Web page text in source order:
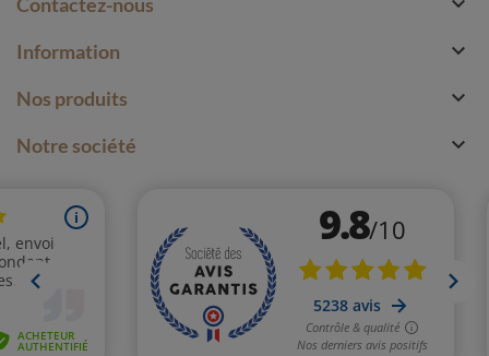
Information 
Nos produits 
Notre société 